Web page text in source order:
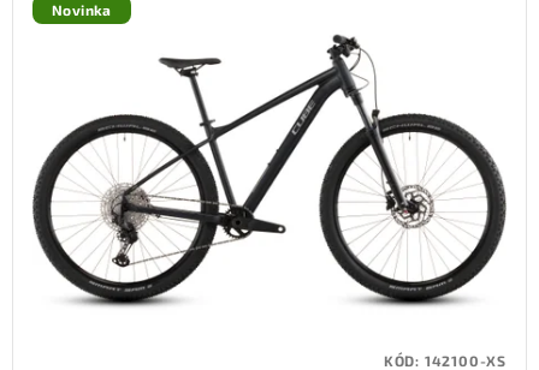
Novinka
KÓD: 142100-XS